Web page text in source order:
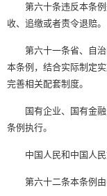
第六十条违反本条例
收、追缴或者责令退赔。
第六十一条省、自治
本条例，结合实际制定
完善相关配套制度。
国有企业、国有金融
条例执行。
中国人民和中国人民
第六十二条本条例由